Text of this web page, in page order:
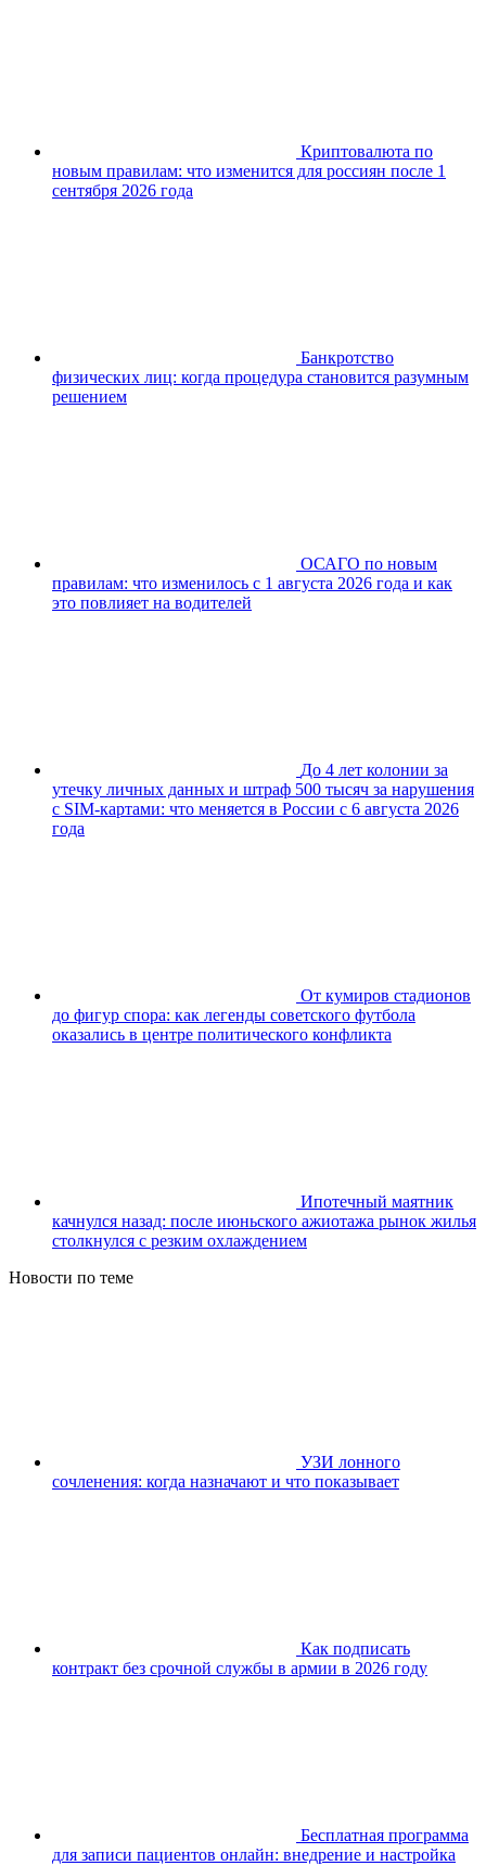
Криптовалюта по
новым правилам: что изменится для россиян после 1
сентября 2026 года
Банкротство
физических лиц: когда процедура становится разумным
решением
ОСАГО по новым
правилам: что изменилось с 1 августа 2026 года и как
это повлияет на водителей
До 4 лет колонии за
утечку личных данных и штраф 500 тысяч за нарушения
с SIM-картами: что меняется в России с 6 августа 2026
года
От кумиров стадионов
до фигур спора: как легенды советского футбола
оказались в центре политического конфликта
Ипотечный маятник
качнулся назад: после июньского ажиотажа рынок жилья
столкнулся с резким охлаждением
Новости по теме
УЗИ лонного
сочленения: когда назначают и что показывает
Как подписать
контракт без срочной службы в армии в 2026 году
Бесплатная программа
для записи пациентов онлайн: внедрение и настройка